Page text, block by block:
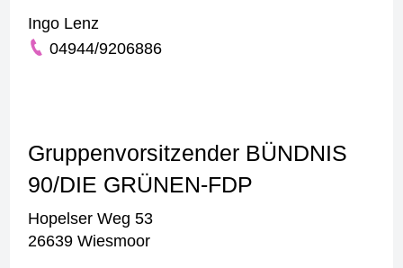
Ingo Lenz
04944/9206886
Gruppenvorsitzender BÜNDNIS
90/DIE GRÜNEN-FDP
Hopelser Weg 53
26639 Wiesmoor